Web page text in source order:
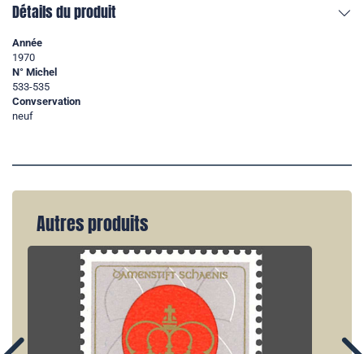
Détails du produit
Année
1970
N° Michel
533-535
Convservation
neuf
Autres produits